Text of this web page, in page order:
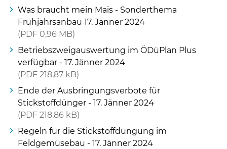
Was braucht mein Mais - Sonderthema
Frühjahrsanbau 17. Jänner 2024
PDF 0,96 MB
Betriebszweigauswertung im ÖDüPlan Plus
verfügbar - 17. Jänner 2024
PDF 218,87 kB
Ende der Ausbringungsverbote für
Stickstoffdünger - 17. Jänner 2024
PDF 218,86 kB
Regeln für die Stickstoffdüngung im
Feldgemüsebau - 17. Jänner 2024